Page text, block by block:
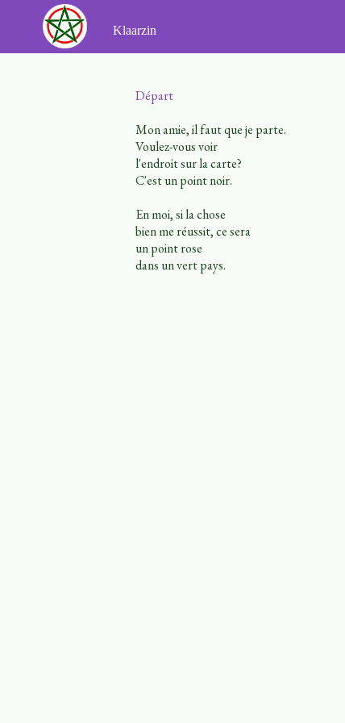
Klaarzin
Départ
Mon amie, il faut que je parte.
Voulez-vous voir
l'endroit sur la carte?
C'est un point noir.
En moi, si la chose
bien me réussit, ce sera
un point rose
dans un vert pays.